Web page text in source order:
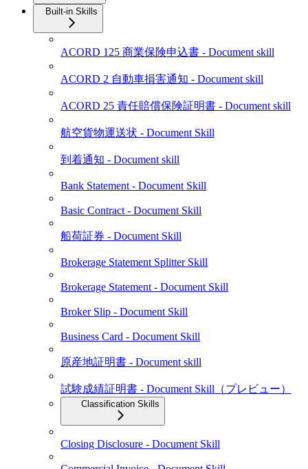
Built-in Skills
ACORD 125 商業保険申込書 - Document skill
ACORD 2 自動車損害通知 - Document skill
ACORD 25 責任賠償保険証明書 - Document skill
航空貨物運送状 - Document Skill
到着通知 - Document skill
Bank Statement - Document Skill
Basic Contract - Document Skill
船荷証券 - Document Skill
Brokerage Statement Splitter Skill
Brokerage Statement - Document Skill
Broker Slip - Document Skill
Business Card - Document Skill
原産地証明書 - Document skill
試験成績証明書 - Document Skill（プレビュー）
Classification Skills
Closing Disclosure - Document Skill